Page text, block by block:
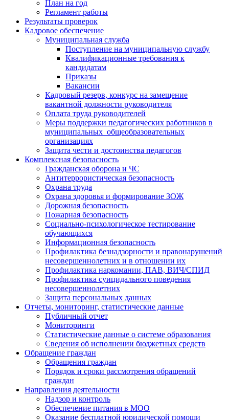
План на год
Регламент работы
Результаты проверок
Кадровое обеспечение
Муниципальная служба
Поступление на муниципальную службу
Квалификационные требования к
кандидатам
Приказы
Вакансии
Кадровый резерв, конкурс на замещение
вакантной должности руководителя
Оплата труда руководителей
Меры поддержки педагогических работников в
муниципальных общеобразовательных
организациях
Защита чести и достоинства педагогов
Комплексная безопасность
Гражданская оборона и ЧС
Антитеррористическая безопасность
Охрана труда
Охрана здоровья и формирование ЗОЖ
Дорожная безопасность
Пожарная безопасность
Социально-психологическое тестирование
обучающихся
Информационная безопасность
Профилактика безнадзорности и правонарушений
несовершеннолетних и в отношении их
Профилактика наркомании, ПАВ, ВИЧ/СПИД
Профилактика суицидального поведения
несовершеннолетних
Защита персональных данных
Отчеты, мониторинг, статистические данные
Публичный отчет
Мониторинги
Статистические данные о системе образования
Сведения об исполнении бюджетных средств
Обращение граждан
Обращения граждан
Порядок и сроки рассмотрения обращений
граждан
Направления деятельности
Надзор и контроль
Обеспечение питания в МОО
Оказание бесплатной юридической помощи